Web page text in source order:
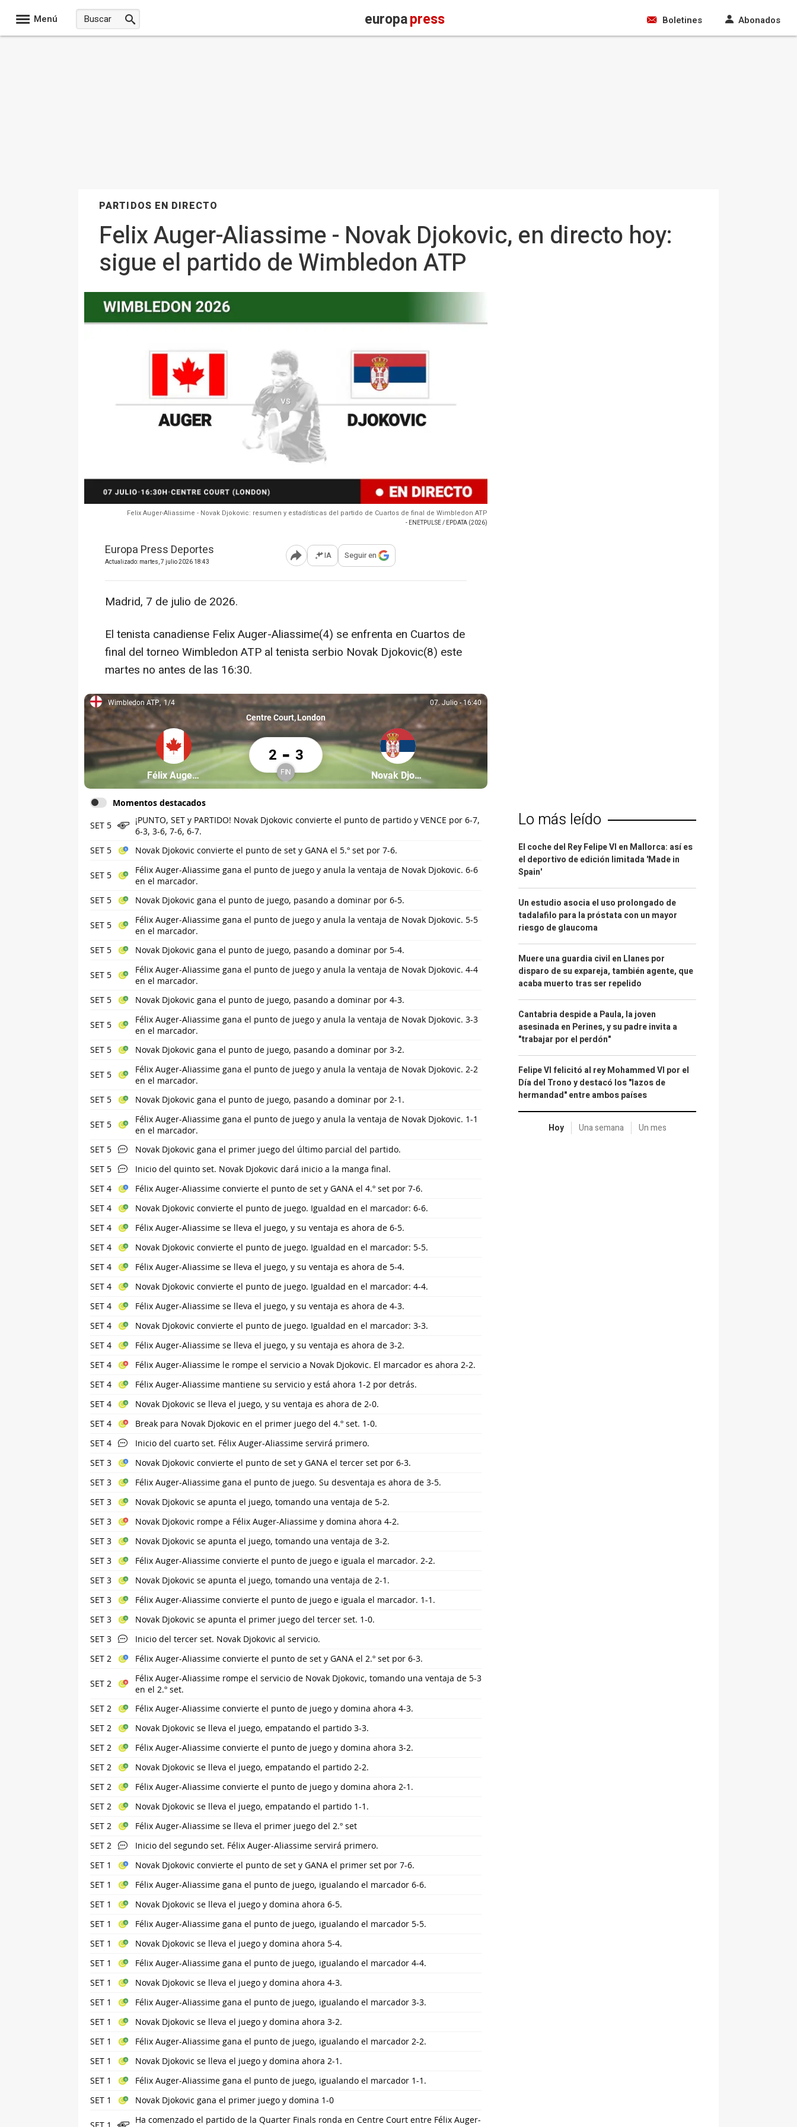
Menú europapress Boletines Abonados
PARTIDOS EN DIRECTO
Felix Auger-Aliassime - Novak Djokovic, en directo hoy:
sigue el partido de Wimbledon ATP
Felix Auger-Aliassime - Novak Djokovic: resumen y estadísticas del partido de Cuartos de final de Wimbledon ATP
- ENETPULSE / EPDATA (2026)
Europa Press Deportes
Actualizado: martes, 7 julio 2026 18:43 Abrir opciones para compartir
IA Seguir en
Madrid, 7 de julio de 2026.
El tenista canadiense Felix Auger-Aliassime(4) se enfrenta en Cuartos de
final del torneo Wimbledon ATP al tenista serbio Novak Djokovic(8) este
martes no antes de las 16:30.
Wimbledon ATP, 1/4
Wimbledon ATP 1/4 07. Julio, 16:40
07. Julio -16:40
Centre Court London
Partícipe: Félix Auger-Aliassime
Félix Auger-Aliassime
Félix Auger-Aliassime 2 Novak Djokovic 3
2 - 3
Finalizado
FIN Partícipe: Novak Djokovic
Novak Djokovic
Momentos destacados
SET 5
¡PUNTO, SET y PARTIDO! Novak Djokovic convierte el punto de partido y VENCE por 6-7,
6-3, 3-6, 7-6, 6-7.
SET 5
Novak Djokovic convierte el punto de set y GANA el 5.º set por 7-6.
SET 5
Félix Auger-Aliassime gana el punto de juego y anula la ventaja de Novak Djokovic. 6-6
en el marcador.
SET 5
Novak Djokovic gana el punto de juego, pasando a dominar por 6-5.
SET 5
Félix Auger-Aliassime gana el punto de juego y anula la ventaja de Novak Djokovic. 5-5
en el marcador.
SET 5
Novak Djokovic gana el punto de juego, pasando a dominar por 5-4.
SET 5
Félix Auger-Aliassime gana el punto de juego y anula la ventaja de Novak Djokovic. 4-4
en el marcador.
SET 5
Novak Djokovic gana el punto de juego, pasando a dominar por 4-3.
SET 5
Félix Auger-Aliassime gana el punto de juego y anula la ventaja de Novak Djokovic. 3-3
en el marcador.
SET 5
Novak Djokovic gana el punto de juego, pasando a dominar por 3-2.
SET 5
Félix Auger-Aliassime gana el punto de juego y anula la ventaja de Novak Djokovic. 2-2
en el marcador.
SET 5
Novak Djokovic gana el punto de juego, pasando a dominar por 2-1.
SET 5
Félix Auger-Aliassime gana el punto de juego y anula la ventaja de Novak Djokovic. 1-1
en el marcador.
SET 5
Novak Djokovic gana el primer juego del último parcial del partido.
SET 5
Inicio del quinto set. Novak Djokovic dará inicio a la manga final.
SET 4
Félix Auger-Aliassime convierte el punto de set y GANA el 4.º set por 7-6.
SET 4
Novak Djokovic convierte el punto de juego. Igualdad en el marcador: 6-6.
SET 4
Félix Auger-Aliassime se lleva el juego, y su ventaja es ahora de 6-5.
SET 4
Novak Djokovic convierte el punto de juego. Igualdad en el marcador: 5-5.
SET 4
Félix Auger-Aliassime se lleva el juego, y su ventaja es ahora de 5-4.
SET 4
Novak Djokovic convierte el punto de juego. Igualdad en el marcador: 4-4.
SET 4
Félix Auger-Aliassime se lleva el juego, y su ventaja es ahora de 4-3.
SET 4
Novak Djokovic convierte el punto de juego. Igualdad en el marcador: 3-3.
SET 4
Félix Auger-Aliassime se lleva el juego, y su ventaja es ahora de 3-2.
SET 4
Félix Auger-Aliassime le rompe el servicio a Novak Djokovic. El marcador es ahora 2-2.
SET 4
Félix Auger-Aliassime mantiene su servicio y está ahora 1-2 por detrás.
SET 4
Novak Djokovic se lleva el juego, y su ventaja es ahora de 2-0.
SET 4
Break para Novak Djokovic en el primer juego del 4.º set. 1-0.
SET 4
Inicio del cuarto set. Félix Auger-Aliassime servirá primero.
SET 3
Novak Djokovic convierte el punto de set y GANA el tercer set por 6-3.
SET 3
Félix Auger-Aliassime gana el punto de juego. Su desventaja es ahora de 3-5.
SET 3
Novak Djokovic se apunta el juego, tomando una ventaja de 5-2.
SET 3
Novak Djokovic rompe a Félix Auger-Aliassime y domina ahora 4-2.
SET 3
Novak Djokovic se apunta el juego, tomando una ventaja de 3-2.
SET 3
Félix Auger-Aliassime convierte el punto de juego e iguala el marcador. 2-2.
SET 3
Novak Djokovic se apunta el juego, tomando una ventaja de 2-1.
SET 3
Félix Auger-Aliassime convierte el punto de juego e iguala el marcador. 1-1.
SET 3
Novak Djokovic se apunta el primer juego del tercer set. 1-0.
SET 3
Inicio del tercer set. Novak Djokovic al servicio.
SET 2
Félix Auger-Aliassime convierte el punto de set y GANA el 2.º set por 6-3.
SET 2
Félix Auger-Aliassime rompe el servicio de Novak Djokovic, tomando una ventaja de 5-3
en el 2.º set.
SET 2
Félix Auger-Aliassime convierte el punto de juego y domina ahora 4-3.
SET 2
Novak Djokovic se lleva el juego, empatando el partido 3-3.
SET 2
Félix Auger-Aliassime convierte el punto de juego y domina ahora 3-2.
SET 2
Novak Djokovic se lleva el juego, empatando el partido 2-2.
SET 2
Félix Auger-Aliassime convierte el punto de juego y domina ahora 2-1.
SET 2
Novak Djokovic se lleva el juego, empatando el partido 1-1.
SET 2
Félix Auger-Aliassime se lleva el primer juego del 2.º set
SET 2
Inicio del segundo set. Félix Auger-Aliassime servirá primero.
SET 1
Novak Djokovic convierte el punto de set y GANA el primer set por 7-6.
SET 1
Félix Auger-Aliassime gana el punto de juego, igualando el marcador 6-6.
SET 1
Novak Djokovic se lleva el juego y domina ahora 6-5.
SET 1
Félix Auger-Aliassime gana el punto de juego, igualando el marcador 5-5.
SET 1
Novak Djokovic se lleva el juego y domina ahora 5-4.
SET 1
Félix Auger-Aliassime gana el punto de juego, igualando el marcador 4-4.
SET 1
Novak Djokovic se lleva el juego y domina ahora 4-3.
SET 1
Félix Auger-Aliassime gana el punto de juego, igualando el marcador 3-3.
SET 1
Novak Djokovic se lleva el juego y domina ahora 3-2.
SET 1
Félix Auger-Aliassime gana el punto de juego, igualando el marcador 2-2.
SET 1
Novak Djokovic se lleva el juego y domina ahora 2-1.
SET 1
Félix Auger-Aliassime gana el punto de juego, igualando el marcador 1-1.
SET 1
Novak Djokovic gana el primer juego y domina 1-0
Ha comenzado el partido de la Quarter Finals ronda en Centre Court entre Félix Auger-
Lo más leído
El coche del Rey Felipe VI en Mallorca: así es
el deportivo de edición limitada 'Made in
Spain'
Un estudio asocia el uso prolongado de
tadalafilo para la próstata con un mayor
riesgo de glaucoma
Muere una guardia civil en Llanes por
disparo de su expareja, también agente, que
acaba muerto tras ser repelido
Cantabria despide a Paula, la joven
asesinada en Perines, y su padre invita a
"trabajar por el perdón"
Felipe VI felicitó al rey Mohammed VI por el
Día del Trono y destacó los "lazos de
hermandad" entre ambos países
Hoy Una semana Un mes